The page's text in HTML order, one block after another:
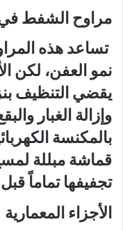
مراوح الشفط
تساعد هذه
نمو العفن، لكن
يقضي التنظيف
وإزالة الغبار
بالمكنسة
قماشة مبللة
تجفيفها تماماً
الأجزاء المعمارية